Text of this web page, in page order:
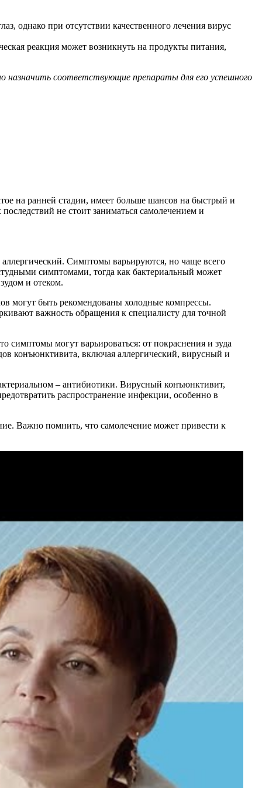
однако при отсутствии качественного лечения вирус
реакция может возникнуть на продукты питания,
назначить соответствующие препараты для его успешного
на ранней стадии, имеет больше шансов на быстрый и
не стоит заниматься самолечением и
Симптомы варьируются, но чаще всего
симптомами, тогда как бактериальный может
и отеком.
могут быть рекомендованы холодные компрессы.
важность обращения к специалисту для точной
симптомы могут варьироваться: от покраснения и зуда
конъюнктивита, включая аллергический, вирусный и
– антибиотики. Вирусный конъюнктивит,
распространение инфекции, особенно в
Важно помнить, что самолечение может привести к